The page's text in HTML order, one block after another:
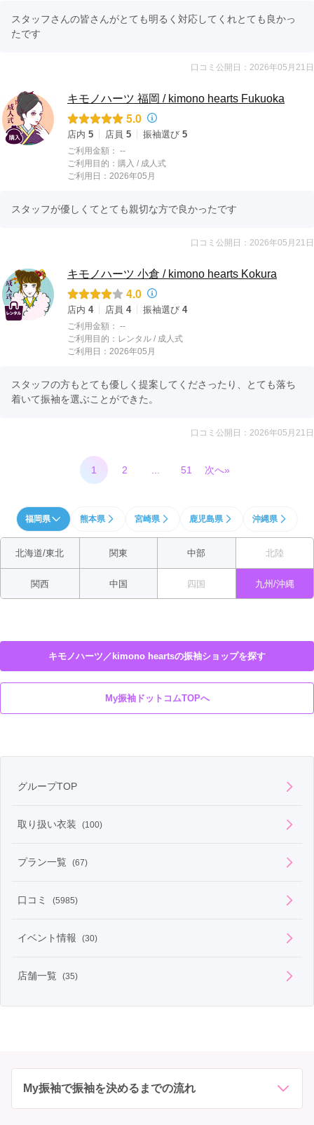
スタッフさんの皆さんがとても明るく対応してくれとても良かっ
たです
口コミ公開日：2026年05月21日
キモノハーツ 福岡 / kimono hearts Fukuoka
5.0
店内 5 店員 5 振袖選び 5
ご利用金額： --
ご利用目的： 購入 / 成人式
ご利用日：2026年05月
スタッフが優しくてとても親切な方で良かったです
口コミ公開日：2026年05月21日
キモノハーツ 小倉 / kimono hearts Kokura
4.0
店内 4 店員 4 振袖選び 4
ご利用金額： --
ご利用目的： レンタル / 成人式
ご利用日：2026年05月
スタッフの方もとても優しく提案してくださったり、とても落ち
着いて振袖を選ぶことができた。
口コミ公開日：2026年05月21日
1 2 51 次へ»
福岡県 熊本県 宮崎県 鹿児島県 沖縄県
北海道/東北 関東 中部 北陸
関西 中国 四国 九州/沖縄
キモノハーツ／kimono heartsの振袖ショップを探す
My振袖ドットコムTOPへ
グループTOP
取り扱い衣装 (100)
プラン一覧 (67)
口コミ (5985)
イベント情報 (30)
店舗一覧 (35)
My振袖で振袖を決めるまでの流れ